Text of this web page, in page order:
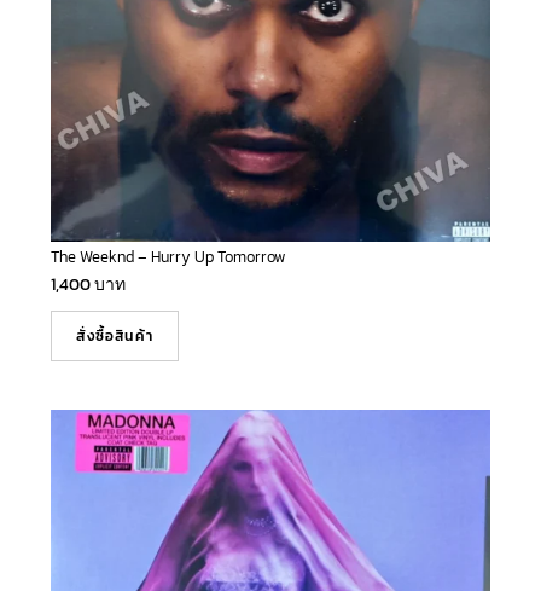
The Weeknd – Hurry Up Tomorrow
1,400บาท
สั่งซื้อสินค้า